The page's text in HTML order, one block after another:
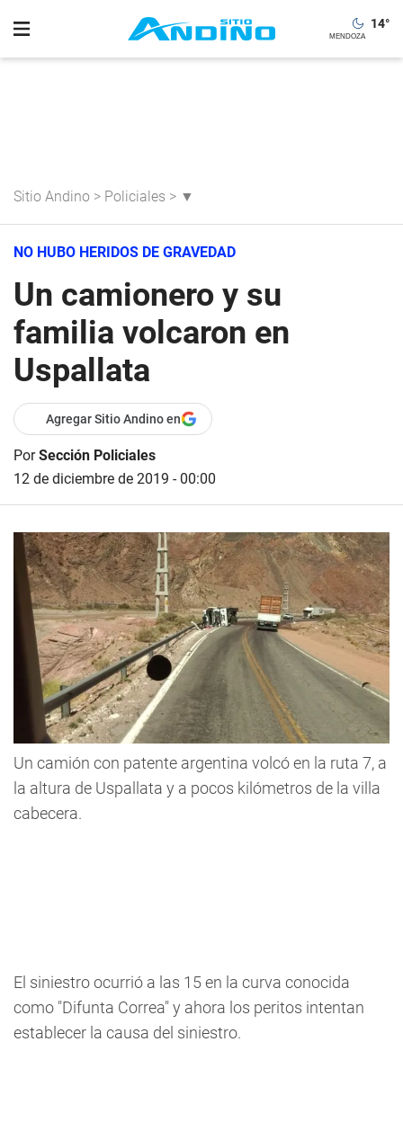
14°
Sitio Andino > Policiales > ▼
NO HUBO HERIDOS DE GRAVEDAD
Un camionero y su
familia volcaron en
Uspallata
Agregar Sitio Andino en
PorSección Policiales
12 de diciembre de 2019 - 00:00
Un camión con patente argentina volcó en la ruta 7, a
la altura de Uspallata y a pocos kilómetros de la villa
cabecera.
El siniestro ocurrió a las 15 en la curva conocida
como "Difunta Correa" y ahora los peritos intentan
establecer la causa del siniestro.